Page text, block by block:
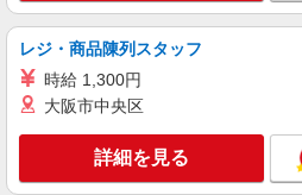
レジ・商品陳列スタッフ
時給 1,300円
大阪市中央区
詳細を見る